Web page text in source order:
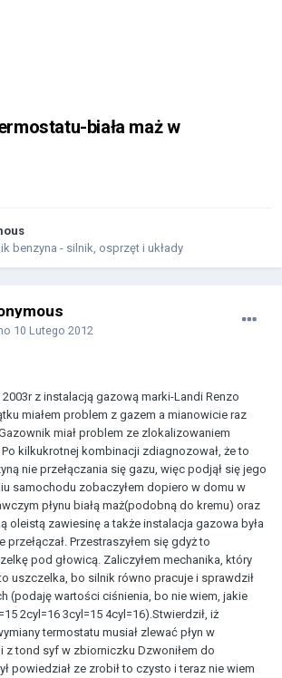
biała maż w
benzyna - silnik, osprzęt i układy
10 Lutego 2012
z instalacją gazową marki-Landi Renzo
miałem problem z gazem a mianowicie raz
miał problem ze zlokalizowaniem
kilkukrotnej kombinacji zdiagnozował, że to
nie przełączania się gazu, więc podjął się jego
samochodu zobaczyłem dopiero w domu w
płynu białą maż(podobną do kremu) oraz
oleistą zawiesinę a także instalacja gazowa była
przełączał. Przestraszyłem się gdyż to
pod głowicą. Zaliczyłem mechanika, który
uszczelka, bo silnik równo pracuje i sprawdził
(podaję wartości ciśnienia, bo nie wiem, jakie
2cyl=16 3cyl=15 4cyl=16).Stwierdził, iż
termostatu musiał zlewać płyn w
z tond syf w zbiorniczku Dzwoniłem do
powiedział ze zrobił to czysto i teraz nie wiem